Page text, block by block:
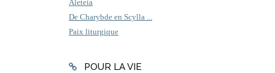
Aleteia
De Charybde en Scylla ...
Paix liturgique
POUR LA VIE